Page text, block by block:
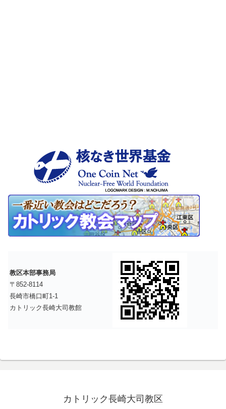
教区本部事務局
〒852-8114
長崎市橋口町1-1
カトリック長崎大司教館
カトリック長崎大司教区